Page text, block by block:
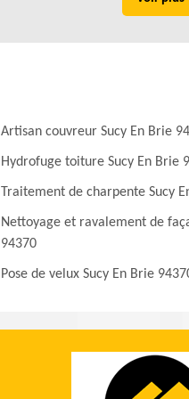
Artisan couvreur Sucy En Brie
Hydrofuge toiture Sucy En Brie
Traitement de charpente Sucy
Nettoyage et ravalement de
94370
Pose de velux Sucy En Brie